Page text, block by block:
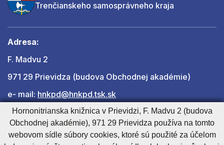
Trenčianskeho samosprávneho kraja
Adresa:
F. Madvu 2
971 29 Prievidza (budova Obchodnej akadémie)
e- mail: hnkpd@hnkpd.tsk.sk
Ďalšie kontakty
Hornonitrianska knižnica v Prievidzi, F. Madvu 2 (budova
Obchodnej akadémie), 971 29 Prievidza používa na tomto
webovom sídle súbory cookies, ktoré sú použité za účelom